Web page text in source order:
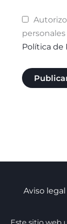
Política de
Aviso legal